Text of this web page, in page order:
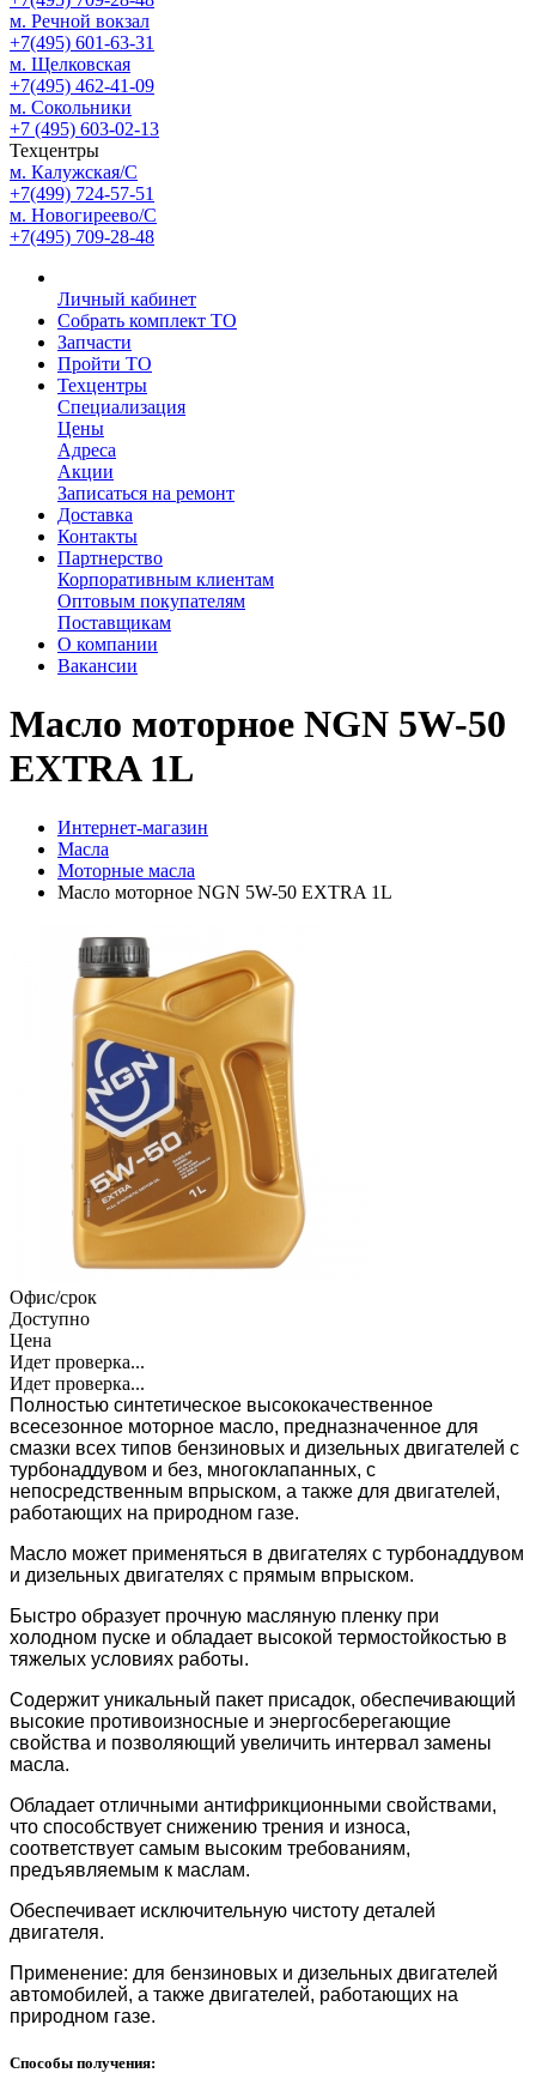
м. Речной вокзал
+7(495) 601-63-31
м. Щелковская
+7(495) 462-41-09
м. Сокольники
+7 (495) 603-02-13
Техцентры
м. Калужская/С
+7(499) 724-57-51
м. Новогиреево/С
+7(495) 709-28-48
Личный кабинет
Собрать комплект ТО
Запчасти
Пройти ТО
Техцентры
Специализация
Цены
Адреса
Акции
Записаться на ремонт
Доставка
Контакты
Партнерство
Корпоративным клиентам
Оптовым покупателям
Поставщикам
О компании
Вакансии
Масло моторное NGN 5W-50
EXTRA 1L
Интернет-магазин
Масла
Моторные масла
Масло моторное NGN 5W-50 EXTRA 1L
Офис/срок
Доступно
Цена
Идет проверка...
Идет проверка...
Полностью синтетическое высококачественное
всесезонное моторное масло, предназначенное для
смазки всех типов бензиновых и дизельных двигателей с
турбонаддувом и без, многоклапанных, с
непосредственным впрыском, а также для двигателей,
работающих на природном газе.
Масло может применяться в двигателях с турбонаддувом
и дизельных двигателях с прямым впрыском.
Быстро образует прочную масляную пленку при
холодном пуске и обладает высокой термостойкостью в
тяжелых условиях работы.
Содержит уникальный пакет присадок, обеспечивающий
высокие противоизносные и энергосберегающие
свойства и позволяющий увеличить интервал замены
масла.
Обладает отличными антифрикционными свойствами,
что способствует снижению трения и износа,
соответствует самым высоким требованиям,
предъявляемым к маслам.
Обеспечивает исключительную чистоту деталей
двигателя.
Применение: для бензиновых и дизельных двигателей
автомобилей, а также двигателей, работающих на
природном газе.
Способы получения: